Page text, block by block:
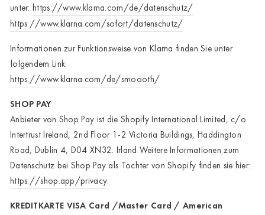
unter: https://www.klarna.com/de/datenschutz/
https://www.klarna.com/sofort/datenschutz/
Informationen zur Funktionsweise von Klarna finden Sie unter
folgendem Link:
https://www.klarna.com/de/smoooth/
SHOP PAY
Anbieter von Shop Pay ist die Shopify International Limited, c/o
Intertrust Ireland, 2nd Floor 1-2 Victoria Buildings, Haddington
Road, Dublin 4, D04 XN32. Irland Weitere Informationen zum
Datenschutz bei Shop Pay als Tochter von Shopify finden sie hier:
https://shop.app/privacy.
KREDITKARTE VISA Card /Master Card / American